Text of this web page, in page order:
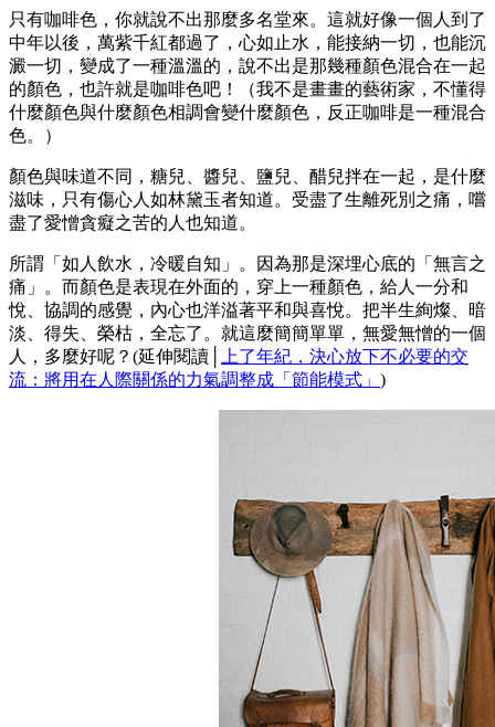
只有咖啡色，你就說不出那麼多名堂來。這就好像一個人到了
中年以後，萬紫千紅都過了，心如止水，能接納一切，也能沉
澱一切，變成了一種溫溫的，說不出是那幾種顏色混合在一起
的顏色，也許就是咖啡色吧！（我不是畫畫的藝術家，不懂得
什麼顏色與什麼顏色相調會變什麼顏色，反正咖啡是一種混合
色。）
顏色與味道不同，糖兒、醬兒、鹽兒、醋兒拌在一起，是什麼
滋味，只有傷心人如林黛玉者知道。受盡了生離死別之痛，嚐
盡了愛憎貪癡之苦的人也知道。
所謂「如人飲水，冷暖自知」。因為那是深埋心底的「無言之
痛」。而顏色是表現在外面的，穿上一種顏色，給人一分和
悅、協調的感覺，內心也洋溢著平和與喜悅。把半生絢燦、暗
淡、得失、榮枯，全忘了。就這麼簡簡單單，無愛無憎的一個
人，多麼好呢？(延伸閱讀│
上了年紀，決心放下不必要的交
流：將用在人際關係的力氣調整成「節能模式」 )